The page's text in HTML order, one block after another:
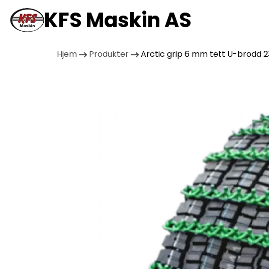
KFS Maskin AS
Hjem Produkter Arctic grip 6 mm tett U-brodd